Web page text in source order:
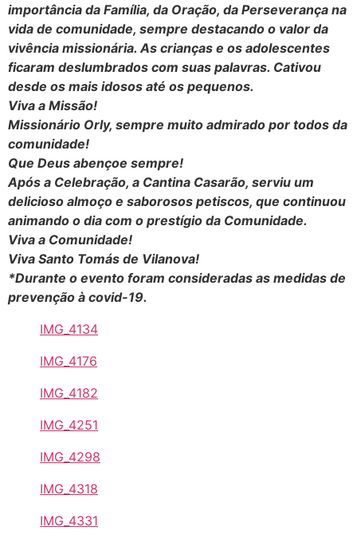
importância da Família, da Oração, da Perseverança na
vida de comunidade, sempre destacando o valor da
vivência missionária. As crianças e os adolescentes
ficaram deslumbrados com suas palavras. Cativou
desde os mais idosos até os pequenos.
Viva a Missão!
Missionário Orly, sempre muito admirado por todos da
comunidade!
Que Deus abençoe sempre!
Após a Celebração, a Cantina Casarão, serviu um
delicioso almoço e saborosos petiscos, que continuou
animando o dia com o prestígio da Comunidade.
Viva a Comunidade!
Viva Santo Tomás de Vilanova!
*Durante o evento foram consideradas as medidas de
prevenção à covid-19.
IMG_4134
IMG_4176
IMG_4182
IMG_4251
IMG_4298
IMG_4318
IMG_4331